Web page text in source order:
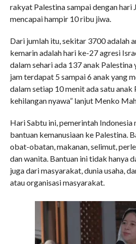
rakyat Palestina sampai dengan hari
mencapai hampir 10 ribu jiwa.
Dari jumlah itu, sekitar 3700 adalah
kemarin adalah hari ke-27 agresi
dalam sehari ada 137 anak Palestina
jam terdapat 5 sampai 6 anak yang
dalam setiap 10 menit ada satu anak
kehilangan nyawa” lanjut Menko
Hari Sabtu ini, pemerintah
bantuan kemanusiaan ke Palestina.
obat-obatan, makanan, selimut,
dan wanita. Bantuan ini tidak hanya
juga dari masyarakat, dunia usaha,
atau organisasi masyarakat.